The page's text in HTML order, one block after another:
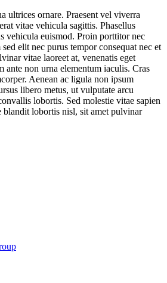
ultrices ornare. Praesent vel viverra
vitae vehicula sagittis. Phasellus
vehicula euismod. Proin porttitor nec
elit nec purus tempor consequat nec et
vitae laoreet at, venenatis eget
ante non urna elementum iaculis. Cras
Aenean ac ligula non ipsum
libero metus, ut vulputate arcu
lobortis. Sed molestie vitae sapien
blandit lobortis nisl, sit amet pulvinar